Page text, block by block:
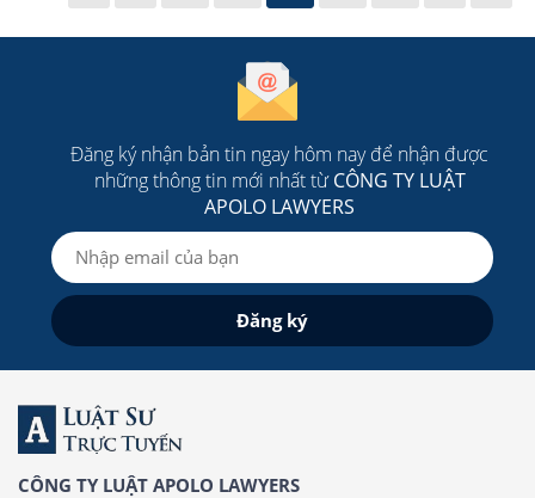
Đăng ký nhận bản tin ngay hôm nay để nhận được
những thông tin mới nhất từCÔNG TY LUẬT
APOLO LAWYERS
CÔNG TY LUẬT APOLO LAWYERS